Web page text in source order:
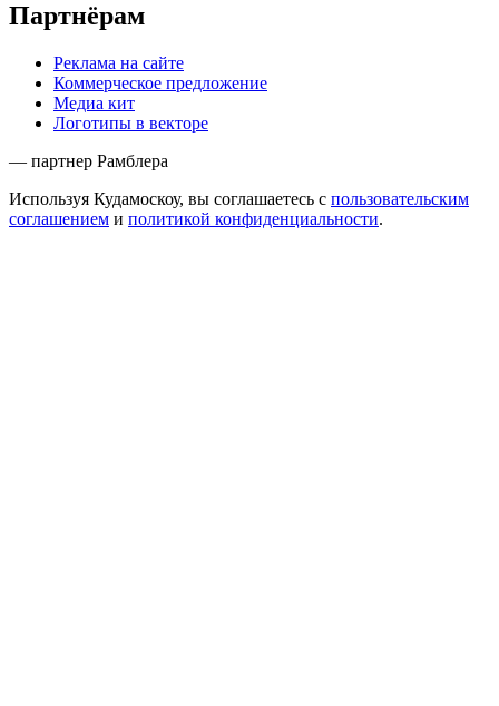
Партнёрам
Реклама на сайте
Коммерческое предложение
Медиа кит
Логотипы в векторе
— партнер Рамблера
Используя Кудамоскоу, вы соглашаетесь с пользовательским
соглашением и политикой конфиденциальности.